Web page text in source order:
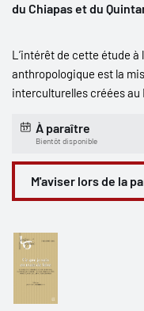
du Chiapas et du
L’intérêt de cette étude
anthropologique est la
interculturelles créées au
À paraître
Bientôt disponible
M'aviser lors de la